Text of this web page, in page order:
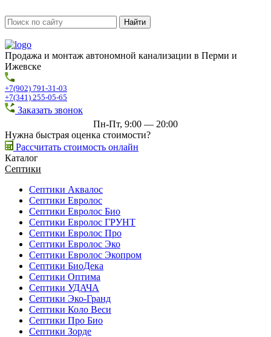
Продажа и монтаж автономной канализации в Перми и
Ижевске
+7(902) 791-31-03
+7(341) 255-05-65
Заказать звонок
Пн-Пт, 9:00 — 20:00
Нужна быстрая оценка стоимости?
Рассчитать стоимость онлайн
Каталог
Септики
Септики Аквалос
Септики Евролос
Септики Евролос Био
Септики Евролос ГРУНТ
Септики Евролос Про
Септики Евролос Эко
Септики Евролос Экопром
Септики БиоДека
Септики Оптима
Септики УДАЧА
Септики Эко-Гранд
Септики Коло Веси
Септики Про Био
Септики Зорде